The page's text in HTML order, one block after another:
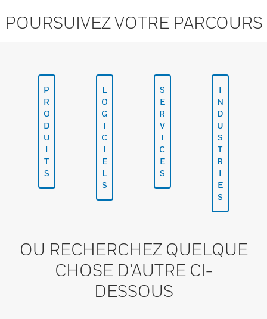
POURSUIVEZ VOTRE PARCOURS
P
R
O
D
U
I
T
S
L
O
G
I
C
I
E
L
S
S
E
R
V
I
C
E
S
I
N
D
U
S
T
R
I
E
S
OU RECHERCHEZ QUELQUE
CHOSE D’AUTRE CI-
DESSOUS